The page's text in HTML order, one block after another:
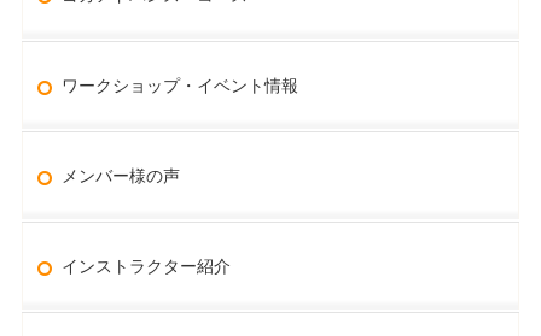
ワークショップ・イベント情報
メンバー様の声
インストラクター紹介